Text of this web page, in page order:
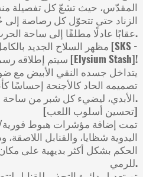
المقدّس، حيث تشعّ كل تفصيلة
الزناد حتى تتحوّل كل رصاصة إلى
عقابًا عادلًا مطلقًا إلى ساحة الحرب.
يتداخل جسده النقي الأبيض مع
تصميمه الحاد كالأجنحة إحساسًا
الأبدي، ليضيء كل شبر من ساحة الحرب التي تهيمن عليها.
[تحسين أسلوب اللعب]
اليدوية شظايا، والقنابل اللاصقة،
الحكم بشكل أكثر بديهية على
للرمي.